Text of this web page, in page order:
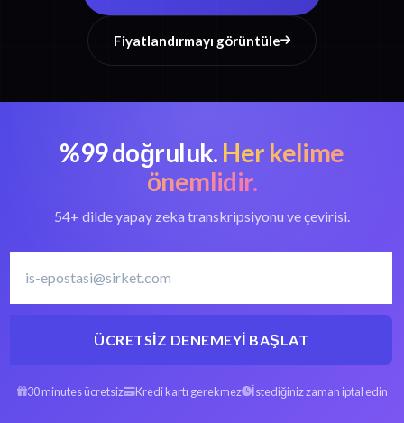
Fiyatlandırmayı görüntüle
%99 doğruluk. Her kelime
önemlidir.
54+ dilde yapay zeka transkripsiyonu ve çevirisi.
ÜCRETSIZ DENEMEYI BAŞLAT
30 minutes ücretsiz Kredi kartı gerekmez İstediğiniz zaman iptal edin